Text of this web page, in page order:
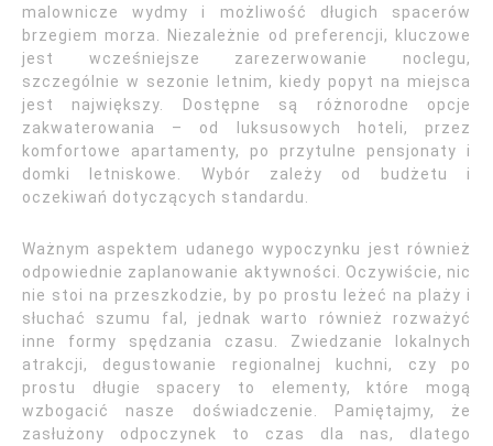
malownicze wydmy i możliwość długich spacerów
brzegiem morza. Niezależnie od preferencji, kluczowe
jest wcześniejsze zarezerwowanie noclegu,
szczególnie w sezonie letnim, kiedy popyt na miejsca
jest największy. Dostępne są różnorodne opcje
zakwaterowania – od luksusowych hoteli, przez
komfortowe apartamenty, po przytulne pensjonaty i
domki letniskowe. Wybór zależy od budżetu i
oczekiwań dotyczących standardu.
Ważnym aspektem udanego wypoczynku jest również
odpowiednie zaplanowanie aktywności. Oczywiście, nic
nie stoi na przeszkodzie, by po prostu leżeć na plaży i
słuchać szumu fal, jednak warto również rozważyć
inne formy spędzania czasu. Zwiedzanie lokalnych
atrakcji, degustowanie regionalnej kuchni, czy po
prostu długie spacery to elementy, które mogą
wzbogacić nasze doświadczenie. Pamiętajmy, że
zasłużony odpoczynek to czas dla nas, dlatego